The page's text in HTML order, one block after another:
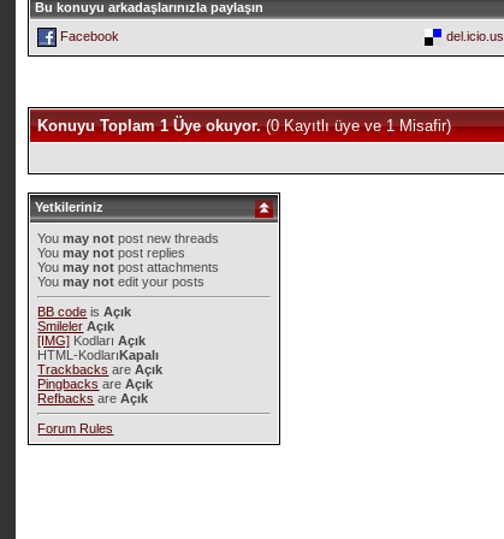
Bu konuyu arkadaşlarınızla paylaşın
Facebook
del.icio.us
Konuyu Toplam 1 Üye okuyor.(0 Kayıtlı üye ve 1 Misafir)
Yetkileriniz
Youmay not post new threads
Youmay not post replies
Youmay not post attachments
Youmay not edit your posts
BB code isAçık
Smileler Açık
[IMG] KodlarıAçık
HTML-KodlarıKapalı
Trackbacks areAçık
Pingbacks areAçık
Refbacks areAçık
Forum Rules